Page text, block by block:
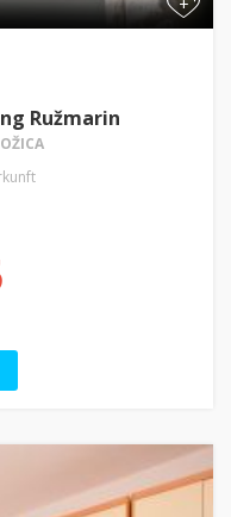
+
Ružmarin